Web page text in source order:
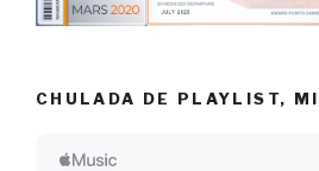
CHULADA DE PLAYLIST,